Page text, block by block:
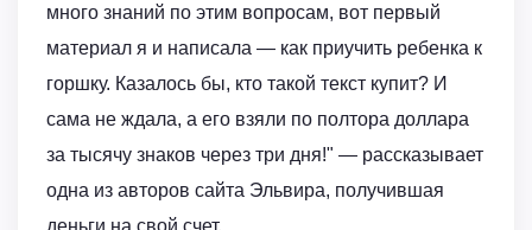
много знаний по этим вопросам, вот первый
материал я и написала — как приучить ребенка к
горшку. Казалось бы, кто такой текст купит? И
сама не ждала, а его взяли по полтора доллара
за тысячу знаков через три дня!" — рассказывает
одна из авторов сайта Эльвира, получившая
деньги на свой счет.